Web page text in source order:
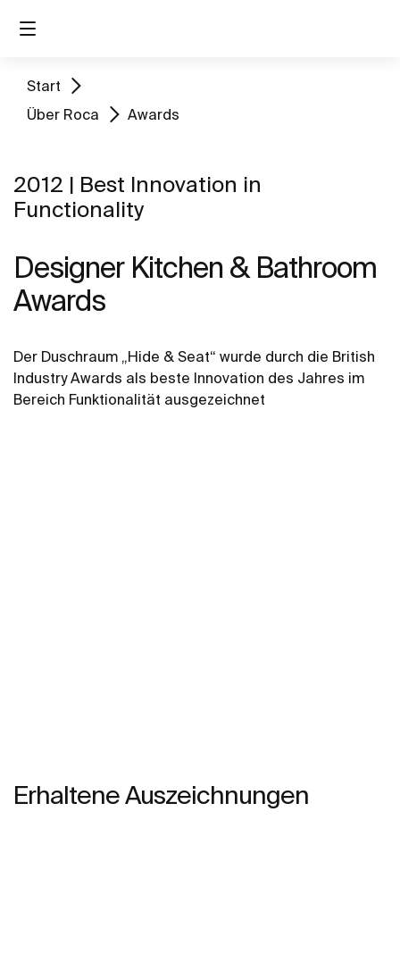
Start
Über Roca
Awards
2012 | Best Innovation in
Functionality
Designer Kitchen & Bathroom
Awards
Der Duschraum „Hide & Seat“ wurde durch die British
Industry Awards als beste Innovation des Jahres im
Bereich Funktionalität ausgezeichnet
Erhaltene Auszeichnungen